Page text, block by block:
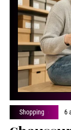
Shopping 6